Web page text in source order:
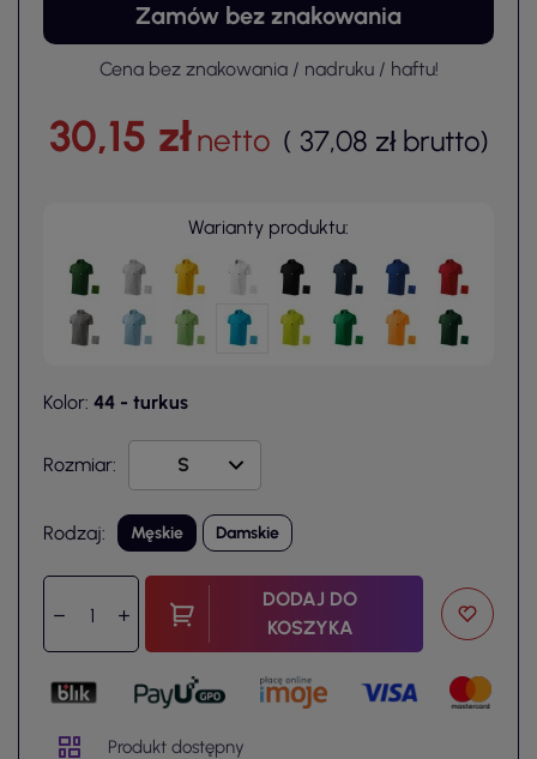
Zamów bez znakowania
Cena bez znakowania / nadruku / haftu!
30,15 złnetto ( 37,08 zł brutto)
Warianty produktu:
Kolor: 44 - turkus
Rozmiar:
Rodzaj: Męskie Damskie
DODAJ DO
KOSZYKA
Produkt dostępny